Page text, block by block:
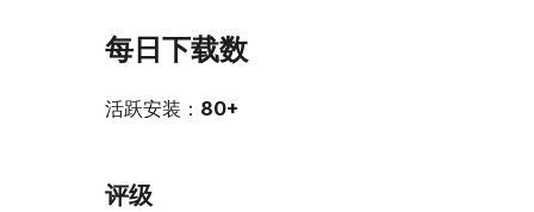
每日下载数
活跃安装： 80+
评级